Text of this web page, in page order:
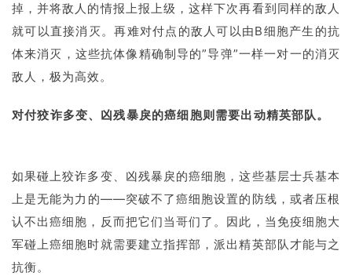
掉，并将敌人的情报上报上级，这样下次再看到同样的敌人
就可以直接消灭。再难对付点的敌人可以由B细胞产生的抗
体来消灭，这些抗体像精确制导的”导弹”一样一对一的消灭
敌人，极为高效。
对付狡诈多变、凶残暴戾的癌细胞则需要出动精英部队。
如果碰上狡诈多变、凶残暴戾的癌细胞，这些基层士兵基本
上是无能为力的——突破不了癌细胞设置的防线，或者压根
认不出癌细胞，反而把它们当哥们了。因此，当免疫细胞大
军碰上癌细胞时就需要建立指挥部，派出精英部队才能与之
抗衡。